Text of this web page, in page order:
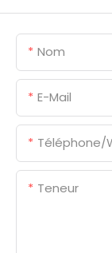
Nom
E-Mail
Téléphone/
Teneur